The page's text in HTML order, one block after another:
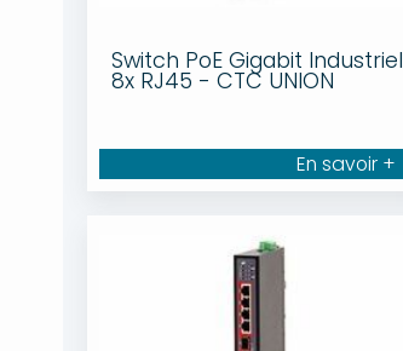
Switch PoE Gigabit Industriel
8x RJ45 - CTC UNION
En savoir +